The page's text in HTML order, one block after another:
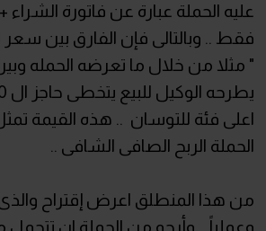
فقط .. وبالتالى فإن الفارق بين سعر
" مثلا من خلال ما تعرضه الحمله
اعلى فئة للتوسان .. هذه القيمة
الحملة الربح الصافى الشافى ..
من هذا المنطلق اعرض إقتراح
وعملياً .. وأرجو من الحملة ان